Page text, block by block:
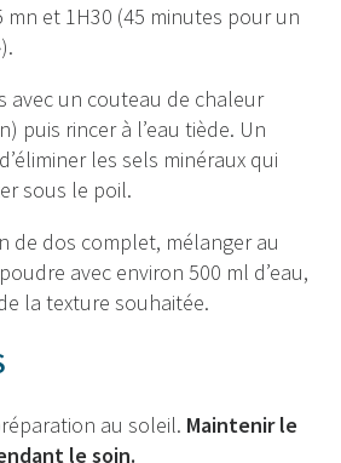
mn et 1H30 (45 minutes pour un
avec un couteau de chaleur
puis rincer à l’eau tiède. Un
les sels minéraux qui
sous le poil.
de dos complet, mélanger au
avec environ 500 ml d’eau,
la texture souhaitée.
au soleil. Maintenir le
le soin.